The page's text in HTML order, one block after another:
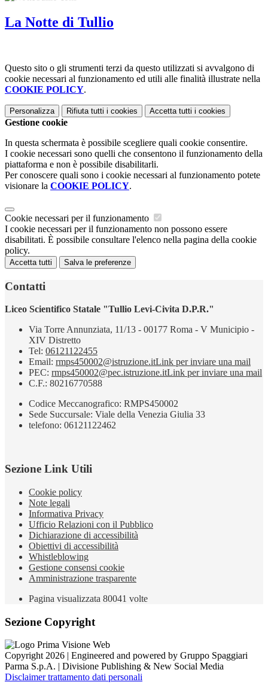
La Notte di Tullio
Questo sito o gli strumenti terzi da questo utilizzati si avvalgono di
cookie necessari al funzionamento ed utili alle finalità illustrate nella
COOKIE POLICY.
Personalizza Rifiuta tutti i cookies Accetta tutti i cookies
Gestione cookie
In questa schermata è possibile scegliere quali cookie consentire.
I cookie necessari sono quelli che consentono il funzionamento della
piattaforma e non è possibile disabilitarli.
Per conoscere quali sono i cookie necessari al funzionamento potete
visionare la COOKIE POLICY.
Cookie necessari per il funzionamento
I cookie necessari per il funzionamento non possono essere
disabilitati. È possibile consultare l'elenco nella pagina della cookie
policy.
Accetta tutti Salva le preferenze
Contatti
Liceo Scientifico Statale "Tullio Levi-Civita D.P.R."
Via Torre Annunziata, 11/13 - 00177 Roma - V Municipio -
XIV Distretto
Tel: 06121122455
Email: rmps450002@istruzione.itLink per inviare una mail
PEC: rmps450002@pec.istruzione.itLink per inviare una mail
C.F.: 80216770588
Codice Meccanografico: RMPS450002
Sede Succursale: Viale della Venezia Giulia 33
telefono: 06121122462
Sezione Link Utili
Cookie policy
Note legali
Informativa Privacy
Ufficio Relazioni con il Pubblico
Dichiarazione di accessibilità
Obiettivi di accessibilità
Whistleblowing
Gestione consensi cookie
Amministrazione trasparente
Pagina visualizzata 80041 volte
Sezione Copyright
Copyright 2026 | Engineered and powered by Gruppo Spaggiari
Parma S.p.A. | Divisione Publishing & New Social Media
Disclaimer trattamento dati personali